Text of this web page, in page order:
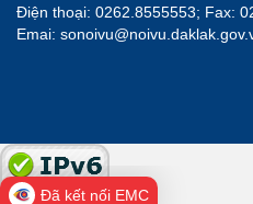
Điện thoại: 0262.8555553; Fax:
Emai:
Đã kết nối EMC